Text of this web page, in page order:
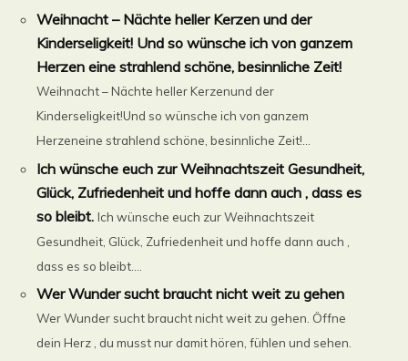
Weihnacht – Nächte heller Kerzen und der
Kinderseligkeit! Und so wünsche ich von ganzem
Herzen eine strahlend schöne, besinnliche Zeit!
Weihnacht – Nächte heller Kerzenund der
Kinderseligkeit!Und so wünsche ich von ganzem
Herzeneine strahlend schöne, besinnliche Zeit!...
Ich wünsche euch zur Weihnachtszeit Gesundheit,
Glück, Zufriedenheit und hoffe dann auch , dass es
so bleibt. Ich wünsche euch zur Weihnachtszeit
Gesundheit, Glück, Zufriedenheit und hoffe dann auch ,
dass es so bleibt....
Wer Wunder sucht braucht nicht weit zu gehen
Wer Wunder sucht braucht nicht weit zu gehen. Öffne
dein Herz , du musst nur damit hören, fühlen und sehen.